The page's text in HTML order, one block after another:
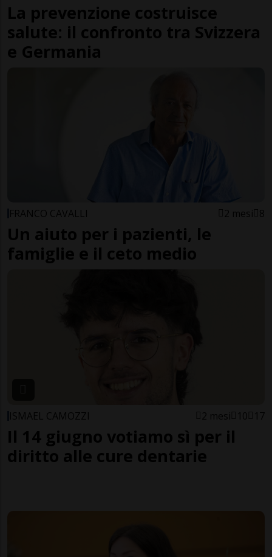
La prevenzione costruisce
salute: il confronto tra Svizzera
e Germania
FRANCO CAVALLI 2 mesi 8
Un aiuto per i pazienti, le
famiglie e il ceto medio
ISMAEL CAMOZZI 2 mesi 10 17
Il 14 giugno votiamo sì per il
diritto alle cure dentarie